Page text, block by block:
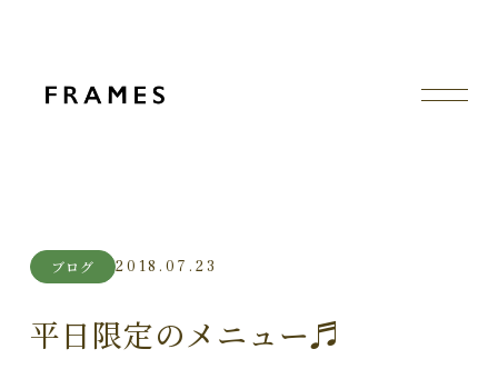
ブログ 2018.07.23
平日限定のメニュー♬